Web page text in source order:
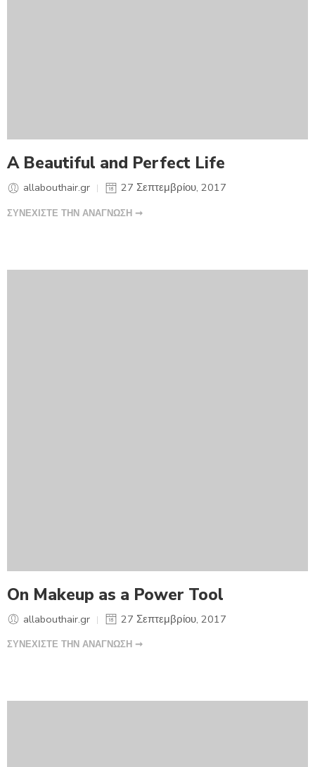
A Beautiful and Perfect Life
allabouthair.gr 27 Σεπτεμβρίου, 2017
ΣΥΝΕΧΙΣΤΕ ΤΗΝ ΑΝΑΓΝΩΣΗ ➞
On Makeup as a Power Tool
allabouthair.gr 27 Σεπτεμβρίου, 2017
ΣΥΝΕΧΙΣΤΕ ΤΗΝ ΑΝΑΓΝΩΣΗ ➞